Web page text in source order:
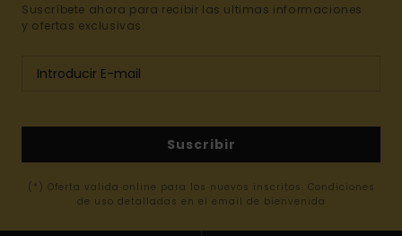
Suscríbete ahora para recibir las ultimas informaciones
y ofertas exclusivas.
Suscribir
(*) Oferta valida online para los nuevos inscritos. Condiciones
de uso detalladas en el email de bienvenida